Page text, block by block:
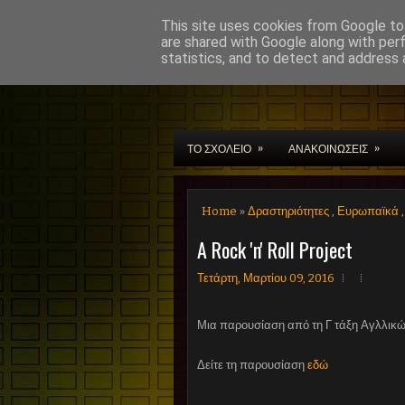
Μουσικό Σχολείο
ΤΟ ΣΧΟΛΕΙΟ » ΑΝΑΚΟΙΝΩΣΕΙΣ »
Home » Δραστηριότητες , Ευρωπαϊκά ,
A Rock 'n' Roll Project
Τετάρτη, Μαρτίου 09, 2016
Μια παρουσίαση από τη Γ τάξη
Δείτε τη παρουσίαση εδώ
This site uses cookies from Google
are shared with Google along with
statistics, and to detect and address